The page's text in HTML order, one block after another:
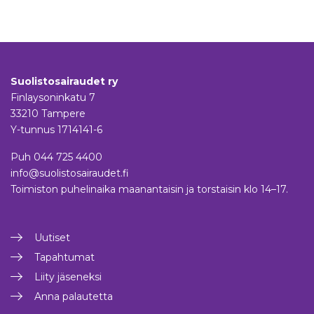
Suolistosairaudet ry
Finlaysoninkatu 7
33210 Tampere
Y-tunnus 1714141-6
Puh 044 725 4400
info@suolistosairaudet.fi
Toimiston puhelinaika maanantaisin ja torstaisin klo 14–17.
Uutiset
Tapahtumat
Liity jäseneksi
Anna palautetta